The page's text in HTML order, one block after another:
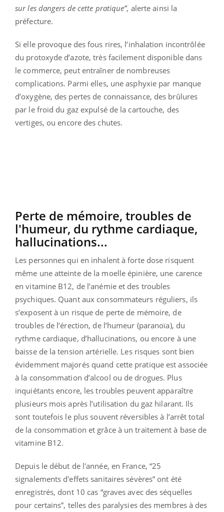
sur les dangers de cette pratique”, alerte ainsi la
préfecture.
Si elle provoque des fous rires, l’inhalation incontrôlée
du protoxyde d’azote, très facilement disponible dans
le commerce, peut entraîner de nombreuses
complications. Parmi elles, une asphyxie par manque
d’oxygène, des pertes de connaissance, des brûlures
par le froid du gaz expulsé de la cartouche, des
vertiges, ou encore des chutes.
Perte de mémoire, troubles de
l'humeur, du rythme cardiaque,
hallucinations...
Les personnes qui en inhalent à forte dose risquent
même une atteinte de la moelle épinière, une carence
en vitamine B12, de l’anémie et des troubles
psychiques. Quant aux consommateurs réguliers, ils
s’exposent à un risque de perte de mémoire, de
troubles de l’érection, de l’humeur (paranoïa), du
rythme cardiaque, d’hallucinations, ou encore à une
baisse de la tension artérielle. Les risques sont bien
évidemment majorés quand cette pratique est associée
à la consommation d’alcool ou de drogues. Plus
inquiétants encore, les troubles peuvent apparaître
plusieurs mois après l’utilisation du gaz hilarant. Ils
sont toutefois le plus souvent réversibles à l’arrêt total
de la consommation et grâce à un traitement à base de
vitamine B12.
Depuis le début de l'année, en France, “25
signalements d'effets sanitaires sévères” ont été
enregistrés, dont 10 cas “graves avec des séquelles
pour certains”, telles des paralysies des membres à des